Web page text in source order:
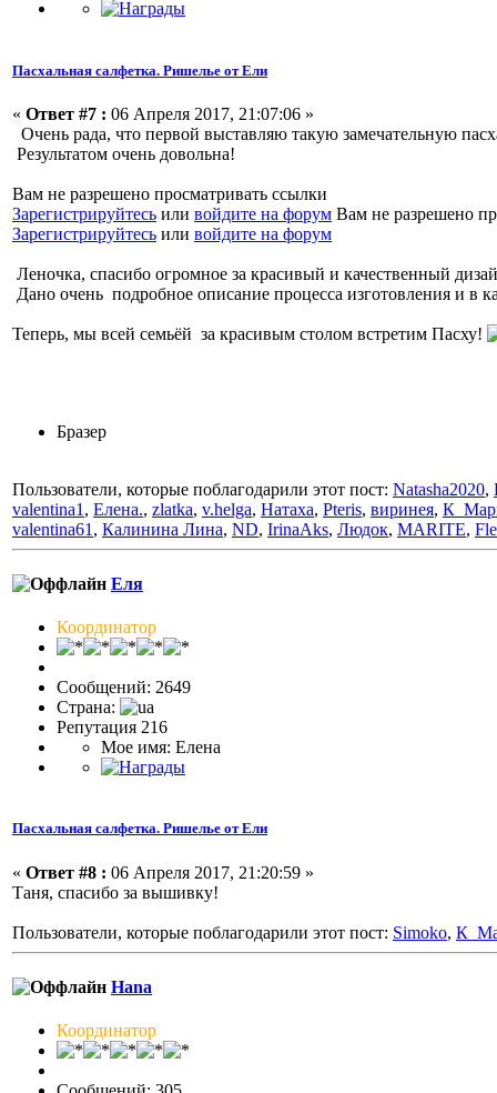
Пасхальная салфетка. Ришелье от Ели
« Ответ #7 : 06 Апреля 2017, 21:07:06 »
Очень рада, что первой выставляю такую замечательную
Результатом очень довольна!
Вам не разрешено просматривать ссылки
Зарегистрируйтесь или войдите на форум Вам не разрешено
Зарегистрируйтесь или войдите на форум
Леночка, спасибо огромное за красивый и качественный
Дано очень подробное описание процесса изготовления и в
Теперь, мы всей семьёй за красивым столом встретим Пасху!
Бразер
Пользователи, которые поблагодарили этот пост: Natasha2020,
valentina1 , Елена., zlatka, v.helga, Натаха, Pteris, виринея,
valentina61 , Калинина Лина, ND, IrinaAks, Людок, MARITE,
Еля
Координатор
Сообщений: 2649
Страна:
Репутация 216
Мое имя: Елена
Пасхальная салфетка. Ришелье от Ели
« Ответ #8 : 06 Апреля 2017, 21:20:59 »
Таня, спасибо за вышивку!
Пользователи, которые поблагодарили этот пост: Simoko,
Hana
Координатор